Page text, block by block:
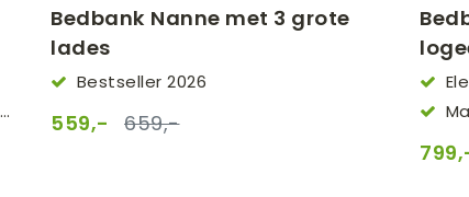
Bedbank Nanne met 3 grote
lades
Bestseller 2026
559,- 659,-